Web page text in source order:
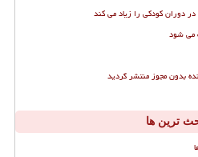
دوران کودکی را زیاد می کند
می شود
بدون مجوز منتشر گردید
ترین ها